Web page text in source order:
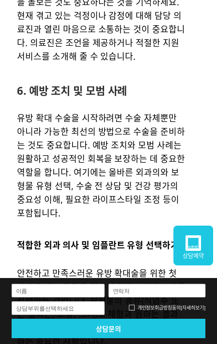
상담예약
현재 겪고 있는 걱정이나 감정에 대해 담당 의
료진과 열린 마음으로 소통하는 것이 중요합니
다. 의료진은 조언을 제공하거나 적절한 지원
서비스를 소개해 줄 수 있습니다.
6. 예방 조치 및 모범 사례
유방 확대 수술을 시작하려면 수술 자체뿐만
아니라 가능한 최선의 방법으로 수술을 준비하
는 것도 중요합니다. 예방 조치와 모범 사례는
원활하고 성공적인 회복을 보장하는 데 중요한
역할을 합니다. 여기에는 올바른 외과의와 보
형물 유형 선택, 수술 전 상담 및 건강 평가의
중요성 이해, 필요한 라이프스타일 조정 등이
포함됩니다.
적합한 외과 의사 및 임플란트 유형 선택하기
안전하고 만족스러운 유방 확대술을 위한 첫
번째 단계는 자격을 갖춘 숙련된 성형외과의를
선택하는 것입니다. 보형물의 종류(식염수 또
는 실리콘, 모양, 크기)도 체형과 원하는 결과
를 고려하여 성형외과의와 상의하여 결정해야
하는 중요한 사항입니다.
개인정보취급방침동의[자세히보기]
상담부위를선택하세요